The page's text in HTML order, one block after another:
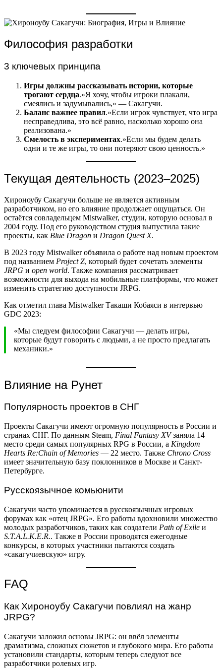
Философия разработки
3 ключевых принципа
Игры должны рассказывать истории, которые
трогают сердца.»Я хочу, чтобы игроки плакали,
смеялись и задумывались,» — Сакагучи.
Баланс важнее правил.»Если игрок чувствует, что игра
несправедлива, это всё равно, насколько хорошо она
реализована.»
Смелость в экспериментах.»Если мы будем делать
одни и те же игры, то они потеряют свою ценность.»
Текущая деятельность (2023–2025)
Хироноубу Сакагучи больше не является активным
разработчиком, но его влияние продолжает ощущаться. Он
остаётся совладельцем Mistwalker, студии, которую основал в
2004 году. Под его руководством студия выпустила такие
проекты, как Blue Dragon и Dragon Quest X.
В 2023 году Mistwalker объявила о работе над новым проектом
под названием Project Z, который будет сочетать элементы
JRPG и open world. Также компания рассматривает
возможности для выхода на мобильные платформы, что может
изменить стратегию доступности JRPG.
Как отметил глава Mistwalker Такаши Кобаяси в интервью
GDC 2023:
«Мы следуем философии Сакагучи — делать игры,
которые будут говорить с людьми, а не просто предлагать
механики.»
Влияние на Рунет
Популярность проектов в СНГ
Проекты Сакагучи имеют огромную популярность в России и
странах СНГ. По данным Steam, Final Fantasy XVзаняла 14
место среди самых популярных RPG в России, а Kingdom
Hearts Re:Chain of Memories — 22 место. Также Chrono Cross
имеет значительную базу поклонников в Москве и Санкт-
Петербурге.
Русскоязычное комьюнити
Сакагучи часто упоминается в русскоязычных игровых
форумах как «отец JRPG». Его работы вдохновили множество
молодых разработчиков, таких как создатели Path of Exile и
S.T.A.L.K.E.R.. Также в России проводятся ежегодные
конкурсы, в которых участники пытаются создать
«сакагучиевскую» игру.
FAQ
Как Хироноубу Сакагучи повлиял на жанр
JRPG?
Сакагучи заложил основы JRPG: он ввёл элементы
драматизма, сложных сюжетов и глубокого мира. Его работы
установили стандарты, которым теперь следуют все
разработчики ролевых игр.